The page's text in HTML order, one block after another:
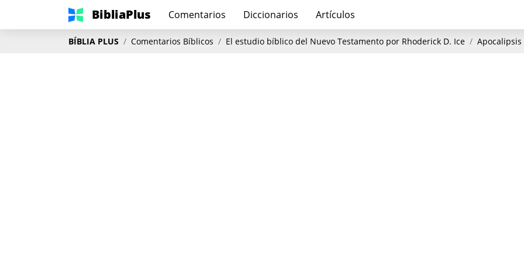
BibliaPlus Comentarios Diccionarios Artículos
BÍBLIA PLUS Comentarios Bíblicos El estudio bíblico del Nuevo Testamento por Rhoderick D. Ice Apocalipsis